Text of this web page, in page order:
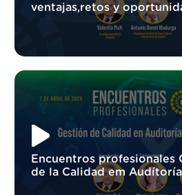
ventajas,retos y
Encuentros profesionales
de la Calidad em